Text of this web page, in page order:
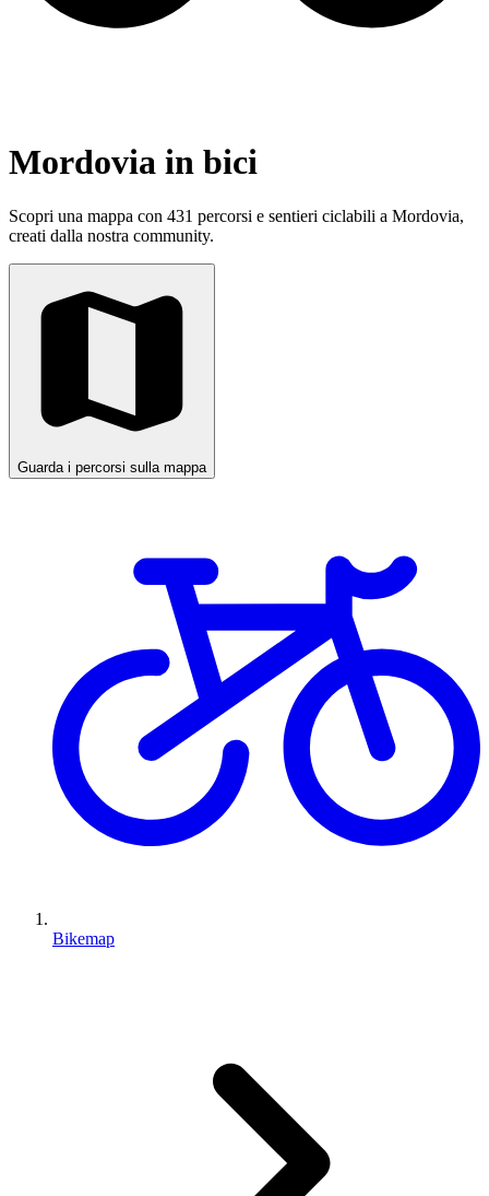
Mordovia in bici
Scopri una mappa con 431 percorsi e sentieri ciclabili a Mordovia,
creati dalla nostra community.
Guarda i percorsi sulla mappa
Bikemap